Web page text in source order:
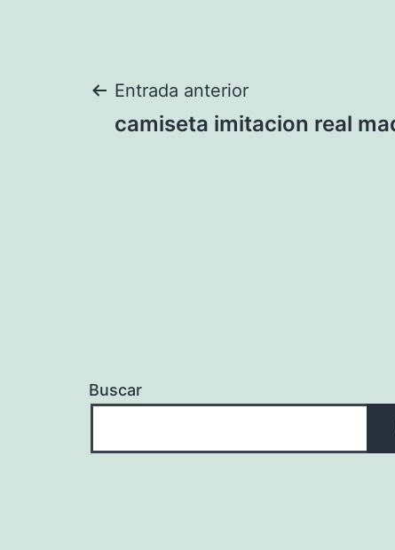
Navegación
Entrada anterior
camiseta imitacion real
Buscar